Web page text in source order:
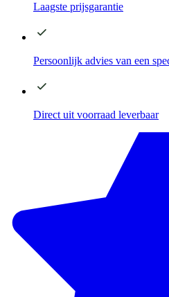
Laagste prijsgarantie
Persoonlijk advies van een
Direct uit voorraad leverbaar